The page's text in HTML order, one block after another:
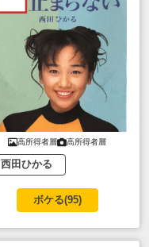
高所得者層 高所得者層
西田ひかる
ボケる(95)